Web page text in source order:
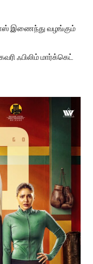
இணைந்து வழங்கும்
ஃபிலிம் மார்க்கெட்